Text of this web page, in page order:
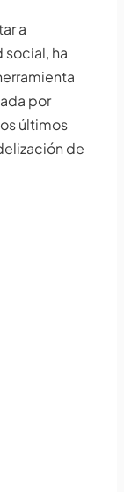
a
social, ha
por
últimos
de